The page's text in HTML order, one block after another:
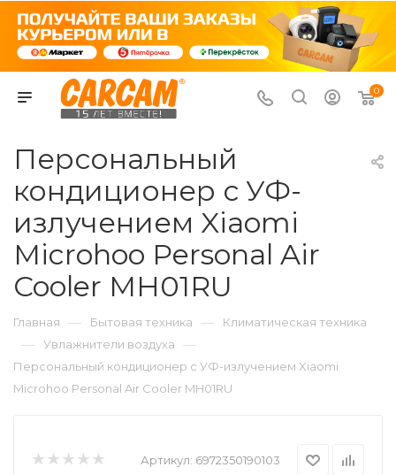
0
Персональный
кондиционер с УФ-
излучением Xiaomi
Microhoo Personal Air
Cooler MH01RU
Главная — Бытовая техника — Климатическая техника
— Увлажнители воздуха —
Персональный кондиционер с УФ-излучением Xiaomi
Microhoo Personal Air Cooler MH01RU
Артикул: 6972350190103